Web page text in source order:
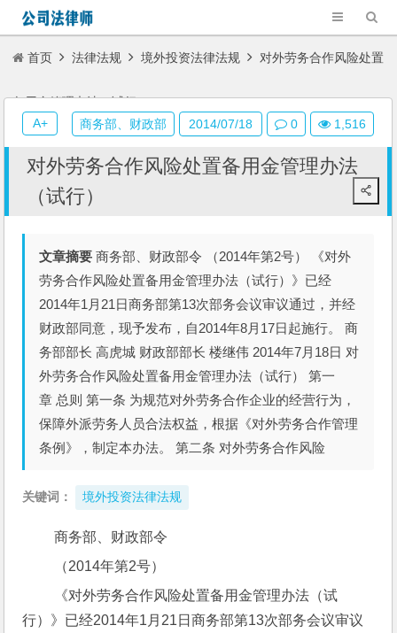
首页 法律法规 境外投资法律法规 对外劳务合作风险处置
备用金管理办法（试行）
对外劳务合作风险处置备用金管理办法
（试行）
文章摘要 商务部、财政部令 （2014年第2号） 《对外
劳务合作风险处置备用金管理办法（试行）》已经
2014年1月21日商务部第13次部务会议审议通过，并经
财政部同意，现予发布，自2014年8月17日起施行。 商
务部部长 高虎城 财政部部长 楼继伟 2014年7月18日 对
外劳务合作风险处置备用金管理办法（试行） 第一
章 总则 第一条 为规范对外劳务合作企业的经营行为，
保障外派劳务人员合法权益，根据《对外劳务合作管理
条例》，制定本办法。 第二条 对外劳务合作风险
关键词： 境外投资法律法规
商务部、财政部令
（2014年第2号）
行）》已经2014年1月21日商务部第13次部务会议审议
商务部、财政部 2014/07/18 0 1,516
A+